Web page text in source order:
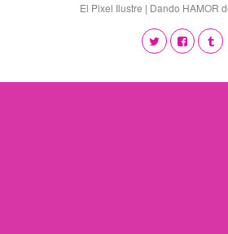
El Pixel Ilustre | Dando HAMOR